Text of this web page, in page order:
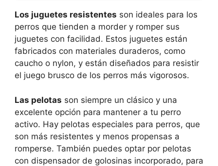
Los juguetes resistentes son ideales para los
perros que tienden a morder y romper sus
juguetes con facilidad. Estos juguetes están
fabricados con materiales duraderos, como
caucho o nylon, y están diseñados para resistir
el juego brusco de los perros más vigorosos.
Las pelotas son siempre un clásico y una
excelente opción para mantener a tu perro
activo. Hay pelotas especiales para perros, que
son más resistentes y menos propensas a
romperse. También puedes optar por pelotas
con dispensador de golosinas incorporado, para